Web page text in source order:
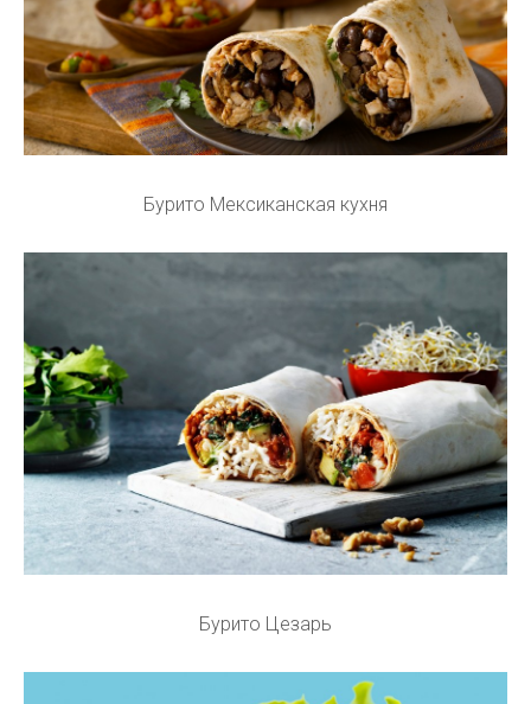
Бурито Мексиканская кухня
Бурито Цезарь